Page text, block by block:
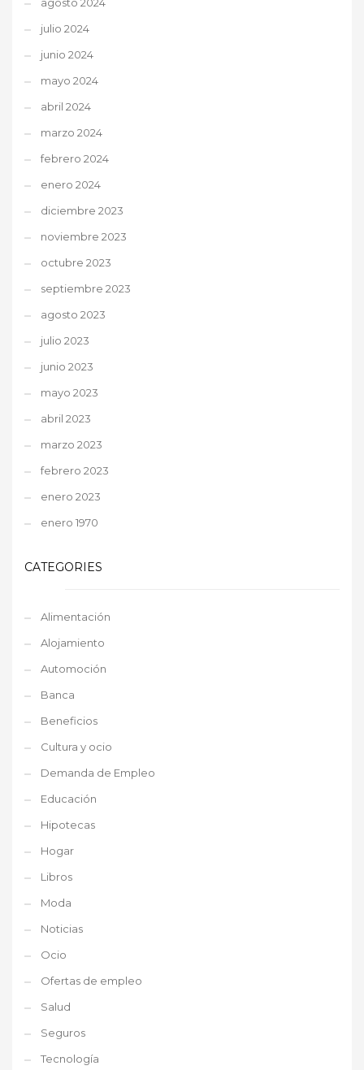
julio 2024
junio 2024
mayo 2024
abril 2024
marzo 2024
febrero 2024
enero 2024
diciembre 2023
noviembre 2023
octubre 2023
septiembre 2023
agosto 2023
julio 2023
junio 2023
mayo 2023
abril 2023
marzo 2023
febrero 2023
enero 2023
enero 1970
CATEGORIES
Alimentación
Alojamiento
Automoción
Banca
Beneficios
Cultura y ocio
Demanda de Empleo
Educación
Hipotecas
Hogar
Libros
Moda
Noticias
Ocio
Ofertas de empleo
Salud
Seguros
Tecnología